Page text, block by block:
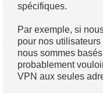
spécifiques.
Par exemple, si
pour nos
nous sommes
probablement
VPN aux seules